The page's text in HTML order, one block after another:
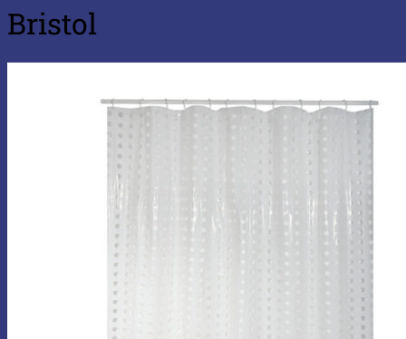
Bristol